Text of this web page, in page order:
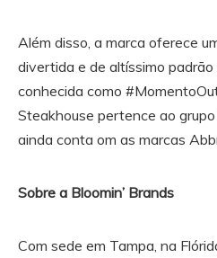
Além disso, a marca oferece
divertida e de altíssimo padrão
conhecida como
Steakhouse pertence ao grupo
ainda conta om as marcas
Sobre a Bloomin’ Brands
Com sede em Tampa, na